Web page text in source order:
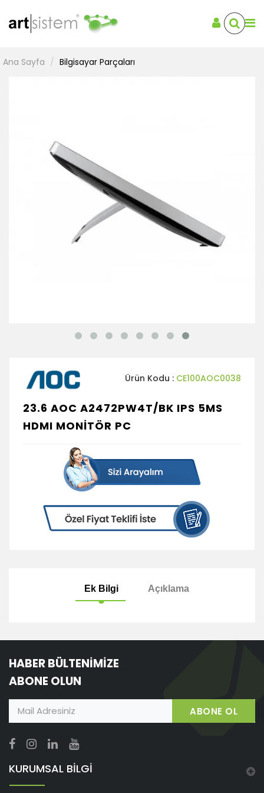
Ana Sayfa Bilgisayar Parçaları
Ürün Kodu : CE100AOC0038
23.6 AOC A2472PW4T/BK IPS 5MS
HDMI MONİTÖR PC
Ek Bilgi
HABER BÜLTENİMİZE
ABONE OLUN
ABONE OL
KURUMSAL BİLGİ